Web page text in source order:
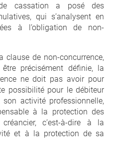
cassation a posé des
qui s’analysent en
à l’obligation de non-
clause de non-concurrence,
précisément définie, la
ne doit pas avoir pour
possibilité pour le débiteur
son activité professionnelle,
à la protection des
c’est-à-dire à la
et à la protection de sa